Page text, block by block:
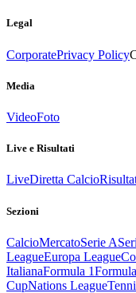
Legal
CorporatePrivacy Policy
Media
VideoFoto
Live e Risultati
LiveDiretta Calcio
Sezioni
CalcioMercatoSerie A
LeagueEuropa League
ItalianaFormula 1
CupNations League